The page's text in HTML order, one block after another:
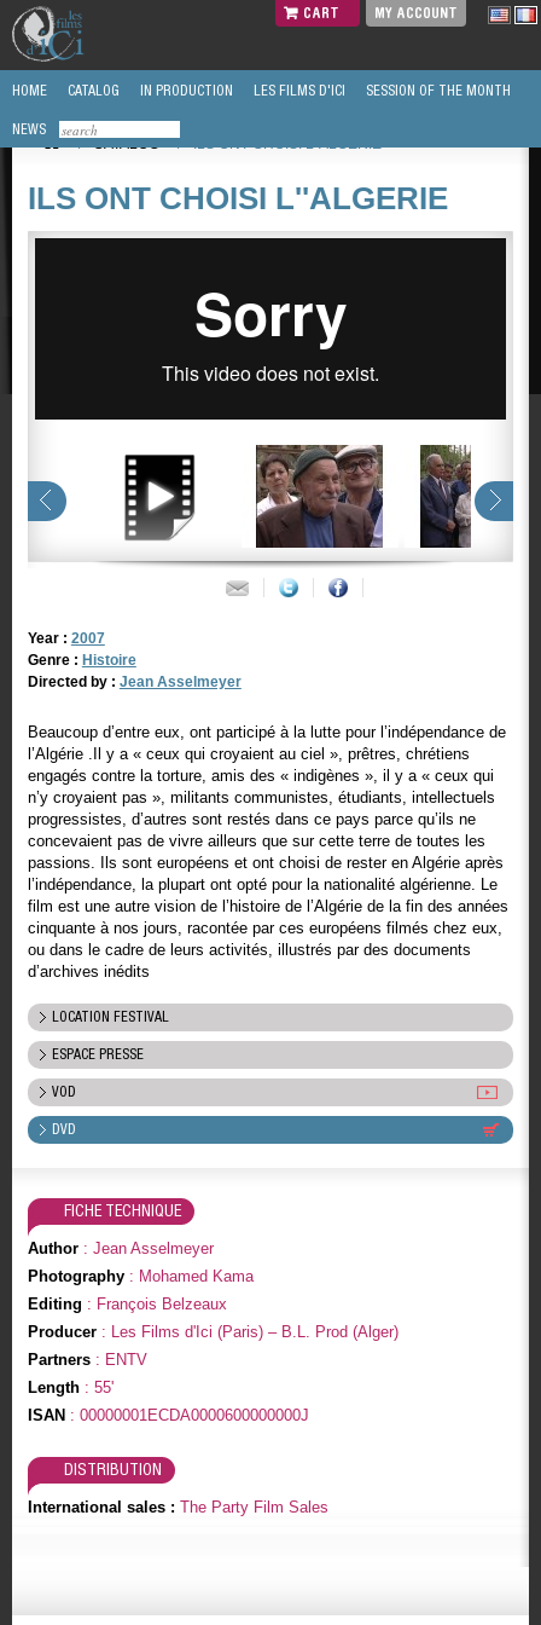
CART MY ACCOUNT
HOME CATALOG IN PRODUCTION LES FILMS D'ICI SESSION OF THE MONTH
NEWS
/
CATALOG / ILS ONT CHOISI L''ALGERIE
ILS ONT CHOISI L''ALGERIE
Year : 2007
Genre : Histoire
Directed by : Jean Asselmeyer
Beaucoup d’entre eux, ont participé à la lutte pour l’indépendance de
l’Algérie .Il y a « ceux qui croyaient au ciel », prêtres, chrétiens
engagés contre la torture, amis des « indigènes », il y a « ceux qui
n’y croyaient pas », militants communistes, étudiants, intellectuels
progressistes, d’autres sont restés dans ce pays parce qu’ils ne
concevaient pas de vivre ailleurs que sur cette terre de toutes les
passions. Ils sont européens et ont choisi de rester en Algérie après
l’indépendance, la plupart ont opté pour la nationalité algérienne. Le
film est une autre vision de l’histoire de l’Algérie de la fin des années
cinquante à nos jours, racontée par ces européens filmés chez eux,
ou dans le cadre de leurs activités, illustrés par des documents
d’archives inédits
LOCATION FESTIVAL
ESPACE PRESSE
VOD
DVD
FICHE TECHNIQUE
Author: Jean Asselmeyer
Photography: Mohamed Kama
Editing : François Belzeaux
Producer: Les Films d'Ici (Paris) – B.L. Prod (Alger)
Partners: ENTV
Length: 55'
ISAN : 00000001ECDA0000600000000J
DISTRIBUTION
International sales : The Party Film Sales